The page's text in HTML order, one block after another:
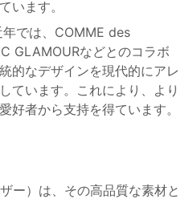
います​​。
年では、COMME des
GLAMOURなどとのコラボ
的なデザインを現代的にアレ
ています。これにより、より
好者から支持を得ています。
ー）は、その高品質な素材と